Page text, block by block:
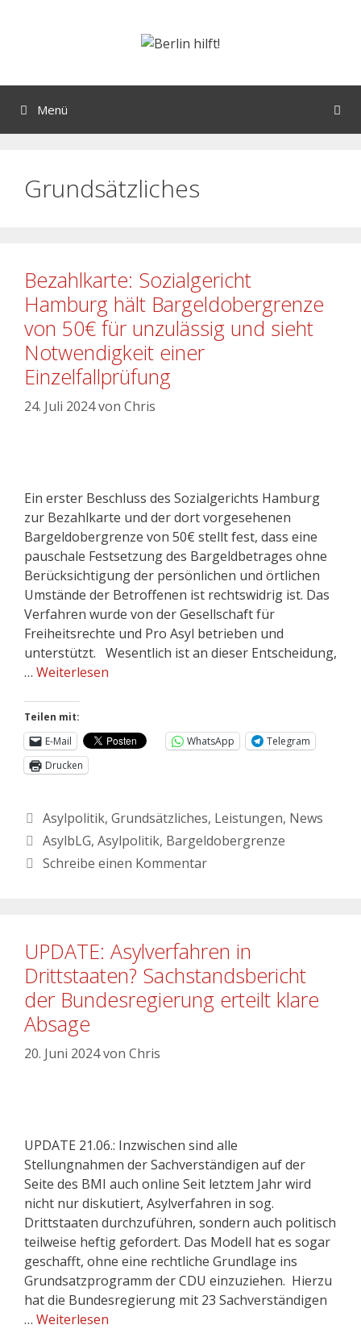
Menü
Grundsätzliches
Bezahlkarte: Sozialgericht
Hamburg hält Bargeldobergrenze
von 50€ für unzulässig und sieht
Notwendigkeit einer
Einzelfallprüfung
24. Juli 2024von Chris
Ein erster Beschluss des Sozialgerichts Hamburg
zur Bezahlkarte und der dort vorgesehenen
Bargeldobergrenze von 50€ stellt fest, dass eine
pauschale Festsetzung des Bargeldbetrages ohne
Berücksichtigung der persönlichen und örtlichen
Umstände der Betroffenen ist rechtswidrig ist. Das
Verfahren wurde von der Gesellschaft für
Freiheitsrechte und Pro Asyl betrieben und
unterstützt. Wesentlich ist an dieser Entscheidung,
… Weiterlesen
Teilen mit:
E-Mail
WhatsApp
Telegram
Drucken
Asylpolitik, Grundsätzliches, Leistungen, News
AsylbLG, Asylpolitik, Bargeldobergrenze
Schreibe einen Kommentar
UPDATE: Asylverfahren in
Drittstaaten? Sachstandsbericht
der Bundesregierung erteilt klare
Absage
20. Juni 2024von Chris
UPDATE 21.06.: Inzwischen sind alle
Stellungnahmen der Sachverständigen auf der
Seite des BMI auch online Seit letztem Jahr wird
nicht nur diskutiert, Asylverfahren in sog.
Drittstaaten durchzuführen, sondern auch politisch
teilweise heftig gefordert. Das Modell hat es sogar
geschafft, ohne eine rechtliche Grundlage ins
Grundsatzprogramm der CDU einzuziehen. Hierzu
hat die Bundesregierung mit 23 Sachverständigen
… Weiterlesen